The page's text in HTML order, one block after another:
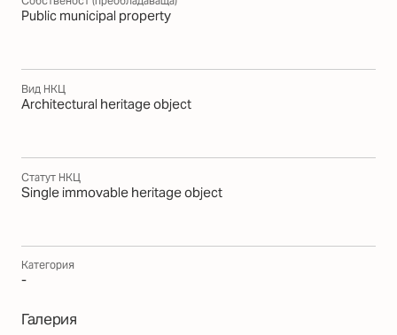
Public municipal property
Вид НКЦ
Architectural heritage object
Статут НКЦ
Single immovable heritage object
Категория
-
Галерия